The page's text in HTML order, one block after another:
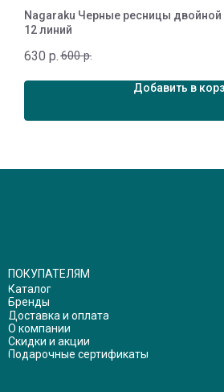
Nagaraku Черные ресницы
12 линий
630 р. 600 р.
Добавить в
ПОКУПАТЕЛЯМ
Каталог
Бренды
Доставка и оплата
О компании
Скидки и акции
Подарочные сертификаты